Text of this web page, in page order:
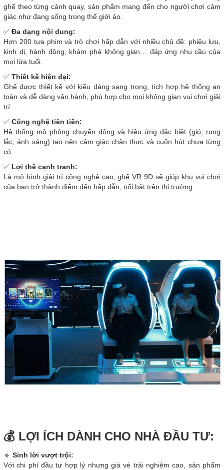
ghế theo từng cảnh quay, sản phẩm mang đến cho người chơi cảm
giác như đang sống trong thế giới ảo.
✅ Đa dạng nội dung:
Hơn 200 tựa phim và trò chơi hấp dẫn với nhiều chủ đề: phiêu lưu,
kinh dị, hành động, khám phá không gian… đáp ứng nhu cầu của
mọi lứa tuổi.
✅ Thiết kế hiện đại:
Ghế được thiết kế với kiểu dáng sang trọng, tích hợp hệ thống an
toàn và dễ dàng vận hành, phù hợp cho mọi không gian vui chơi giải
trí.
✅ Công nghệ tiên tiến:
Hệ thống mô phỏng chuyển động và hiệu ứng đặc biệt (gió, rung
lắc, ánh sáng) tạo nên cảm giác chân thực và cuốn hút chưa từng
có.
✅ Lợi thế cạnh tranh:
Là mô hình giải trí công nghệ cao, ghế VR 9D sẽ giúp khu vui chơi
của bạn trở thành điểm đến hấp dẫn, nổi bật trên thị trường.
💰 LỢI ÍCH DÀNH CHO NHÀ ĐẦU TƯ:
🔹 Sinh lời vượt trội:
Với chi phí đầu tư hợp lý nhưng giá vé trải nghiệm cao, sản phẩm